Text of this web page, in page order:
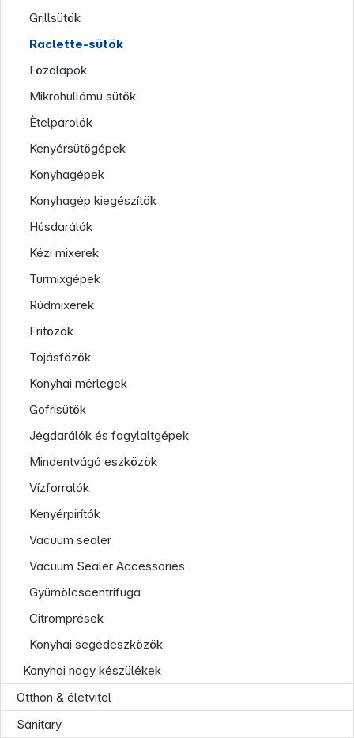
Grillsütök
Raclette-sütök
Fözölapok
Mikrohullámú sütök
Ètelpárolók
Kenyérsütögépek
Konyhagépek
Konyhagép kiegészítök
Húsdarálók
Kézi mixerek
Turmixgépek
Rúdmixerek
Fritözök
Tojásfözök
Konyhai mérlegek
Gofrisütök
Jégdarálók és fagylaltgépek
Mindentvágó eszközök
Vízforralók
Kenyérpirítók
Vacuum sealer
Vacuum Sealer Accessories
Gyümölcscentrifuga
Citromprések
Konyhai segédeszközök
Konyhai nagy készülékek
Otthon & életvitel
Sanitary
Company
Infoterminal
News